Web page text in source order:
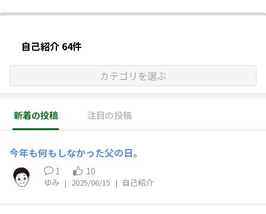
自己紹介 64件
カテゴリを選ぶ
新着の投稿 注目の投稿
今年も何もしなかった父の日。
1 10
ゆみ | 2025/06/15 | 自己紹介